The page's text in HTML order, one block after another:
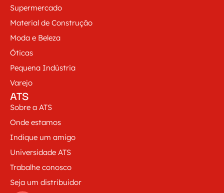
Supermercado
Material de Construção
Moda e Beleza
Óticas
Pequena Indústria
Varejo
ATS
Sobre a ATS
Onde estamos
Indique um amigo
Universidade ATS
Trabalhe conosco
Seja um distribuidor